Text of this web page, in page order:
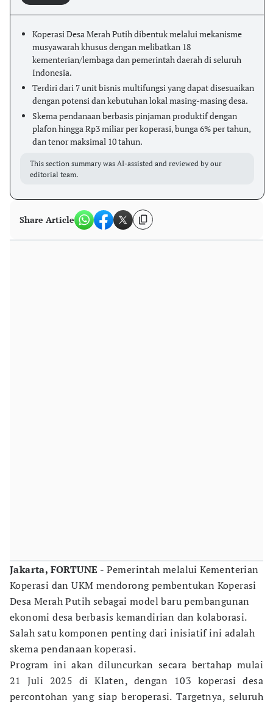
Koperasi Desa Merah Putih dibentuk melalui mekanisme
musyawarah khusus dengan melibatkan 18
kementerian/lembaga dan pemerintah daerah di seluruh
Indonesia.
Terdiri dari 7 unit bisnis multifungsi yang dapat disesuaikan
dengan potensi dan kebutuhan lokal masing-masing desa.
Skema pendanaan berbasis pinjaman produktif dengan
plafon hingga Rp3 miliar per koperasi, bunga 6% per tahun,
dan tenor maksimal 10 tahun.
This section summary was AI-assisted and reviewed by our
editorial team.
Share Article
Jakarta, FORTUNE - Pemerintah melalui Kementerian
Koperasi dan UKM mendorong pembentukan Koperasi
Desa Merah Putih sebagai model baru pembangunan
ekonomi desa berbasis kemandirian dan kolaborasi.
Salah satu komponen penting dari inisiatif ini adalah
skema pendanaan koperasi.
Program ini akan diluncurkan secara bertahap mulai
21 Juli 2025 di Klaten, dengan 103 koperasi desa
percontohan yang siap beroperasi. Targetnya, seluruh